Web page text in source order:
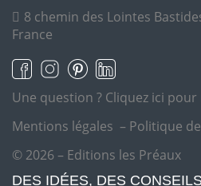
8 chemin des Lointes
France
Une question ? Cliquez ici
Mentions légales – Politique
© 2026 – Editions les Préaux
DES IDÉES, DES